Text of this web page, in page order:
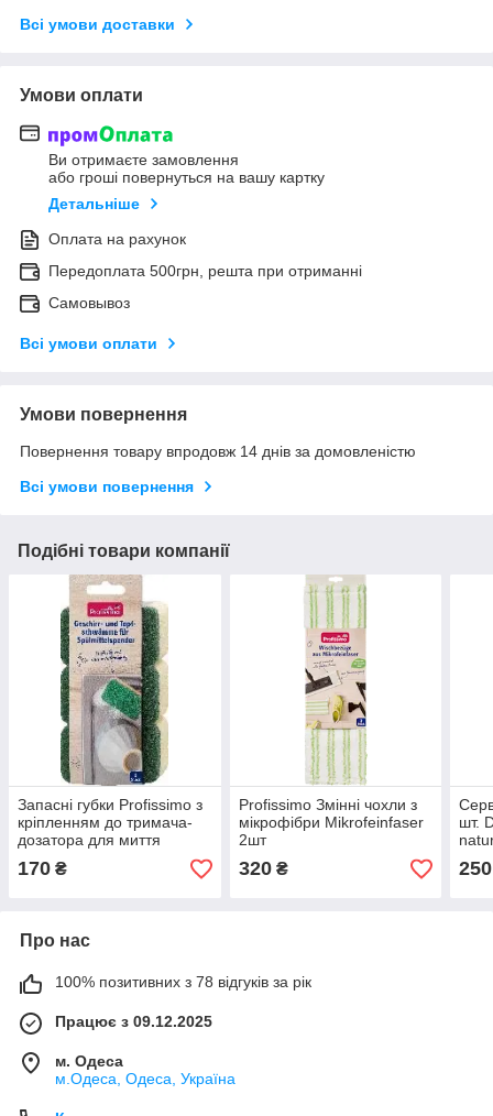
Всі умови доставки
Умови оплати
Ви отримаєте замовлення
або гроші повернуться на вашу картку
Детальніше
Оплата на рахунок
Передоплата 500грн, решта при отриманні
Самовывоз
Всі умови оплати
Умови повернення
Повернення товару впродовж 14 днів за домовленістю
Всі умови повернення
Подібні товари компанії
Запасні губки Profissimo з
кріпленням до тримача-
дозатора для миття
посуду, духовок і гриля від
DenkMit, 3 шт
170 ₴
Profissimo Змінні чохли з
мікрофібри Mikrofeinfaser
2шт
320₴
шт.
250
Про нас
100% позитивних з 78 відгуків за рік
Працює з 09.12.2025
м. Одеса
м.Одеса, Одеса, Україна